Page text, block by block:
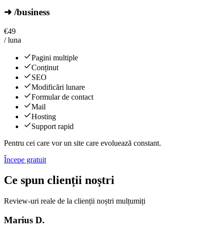
➜ /business
€49
/ luna
Pagini multiple
Conținut
SEO
Modificări lunare
Formular de contact
Mail
Hosting
Support rapid
Pentru cei care vor un site care evoluează constant.
Începe gratuit
Ce spun clienții noștri
Review-uri reale de la clienții noștri mulțumiți
Marius D.